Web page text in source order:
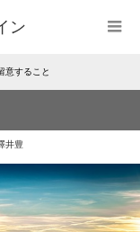
ン
意すること
井豊